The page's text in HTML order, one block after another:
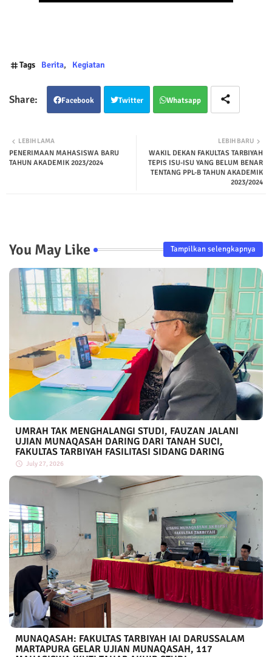
Tags Berita Kegiatan
Facebook Twitter Whatsapp
LEBIH BARU
WAKIL DEKAN FAKULTAS TARBIYAH
TEPIS ISU-ISU YANG BELUM BENAR
TENTANG PPL-B TAHUN AKADEMIK
2023/2024
LEBIH LAMA
PENERIMAAN MAHASISWA BARU
TAHUN AKADEMIK 2023/2024
You May Like Tampilkan selengkapnya
UMRAH TAK MENGHALANGI STUDI, FAUZAN JALANI
UJIAN MUNAQASAH DARING DARI TANAH SUCI,
FAKULTAS TARBIYAH FASILITASI SIDANG DARING
July 27, 2026
MUNAQASAH: FAKULTAS TARBIYAH IAI DARUSSALAM
MARTAPURA GELAR UJIAN MUNAQASAH, 117